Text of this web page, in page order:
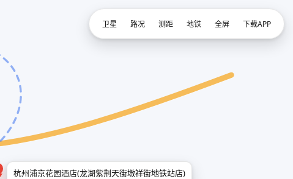
杭州浦京花园酒店(龙湖紫荆天街墩祥街地铁站店)
卫星 路况 测距 地铁 全屏 下载APP